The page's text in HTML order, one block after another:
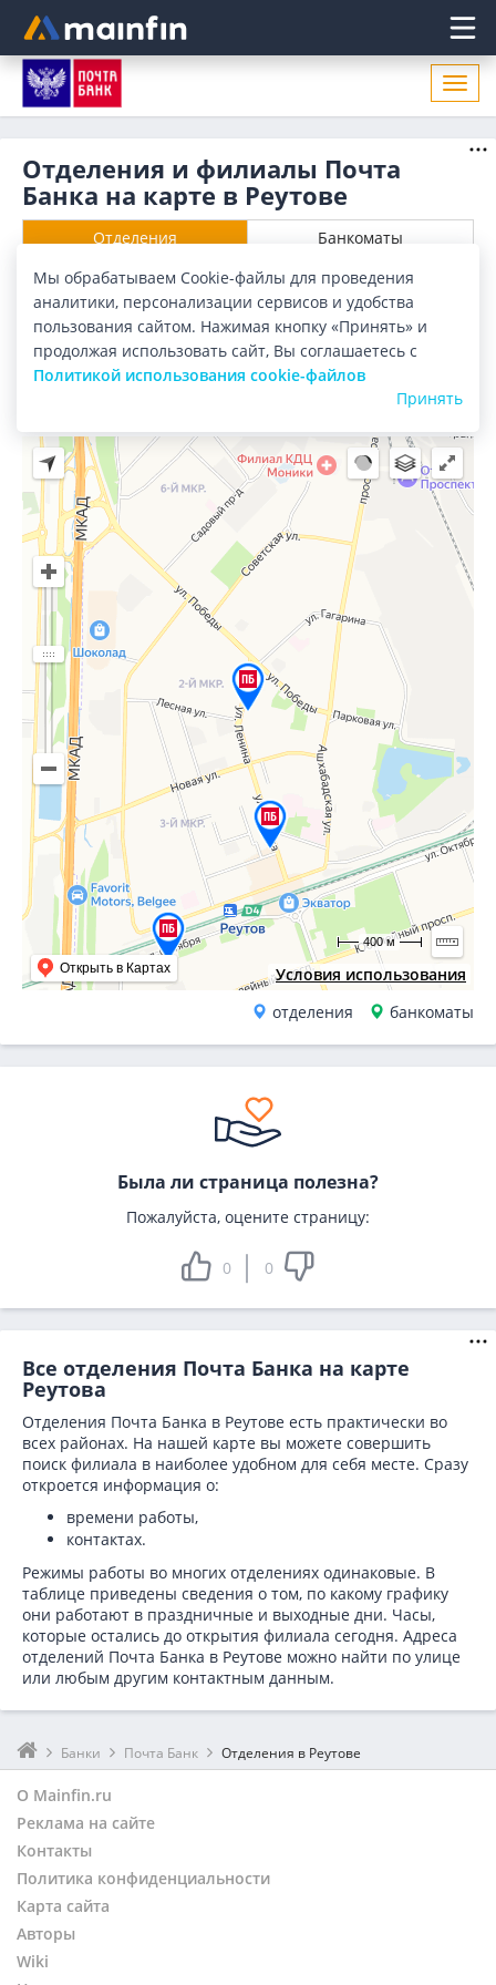
Главное меню
Отделения и филиалы Почта
Банка на карте в Реутове
Отделения Банкоматы
Все банки Карта Список
Город:Реутов
Условия использования
Открыть в Картах
400 м
отделения банкоматы
Была ли страница полезна?
Пожалуйста, оцените страницу:
0 0
Все отделения Почта Банка на карте
Реутова
Отделения Почта Банка в Реутове есть практически во
всех районах. На нашей карте вы можете совершить
поиск филиала в наиболее удобном для себя месте. Сразу
откроется информация о:
времени работы,
контактах.
Режимы работы во многих отделениях одинаковые. В
таблице приведены сведения о том, по какому графику
они работают в праздничные и выходные дни. Часы,
которые остались до открытия филиала сегодня. Адреса
отделений Почта Банка в Реутове можно найти по улице
или любым другим контактным данным.
Банки Почта Банк Отделения в Реутове
О Mainfin.ru
Реклама на сайте
Контакты
Политика конфиденциальности
Карта сайта
Авторы
Wiki
Мы обрабатываем Cookie-файлы для проведения
аналитики, персонализации сервисов и удобства
пользования сайтом. Нажимая кнопку «Принять» и
продолжая использовать сайт, Вы соглашаетесь с
Политикой использования cookie-файлов
Принять